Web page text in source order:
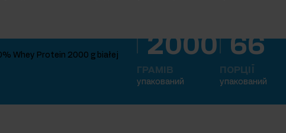
2000
ГРАМІВ
упакований
66
ПОРЦІЇ
упакований